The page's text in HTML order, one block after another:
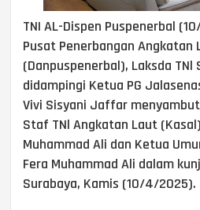
TNI AL-Dispen Puspenerbal
Pusat Penerbangan Angkatan
(Danpuspenerbal), Laksda
didampingi Ketua PG
Vivi Sisyani Jaffar
Staf TNl Angkatan Laut
Muhammad Ali dan Ketua
Fera Muhammad Ali dalam
Surabaya, Kamis (10/4/2025).